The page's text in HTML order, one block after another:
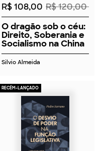
R$ 108,00 R$ 120,00
O dragão sob o céu:
Direito, Soberania e
Socialismo na China
Silvio Almeida
RECÉM-LANÇADO
2026